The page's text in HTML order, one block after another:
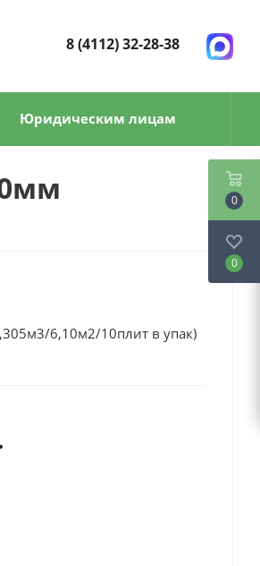
8 (4112) 32-28-38
Юридическим лицам
6,10м2/10плит в упак)
0
0